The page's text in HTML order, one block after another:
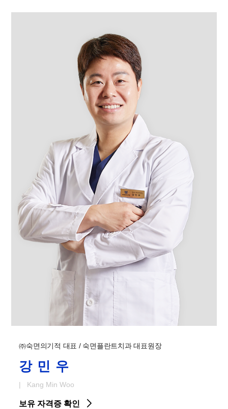
㈜숙면의기적 대표 / 숙면플란트치과 대표원장
강민우
| Kang Min Woo
보유 자격증 확인